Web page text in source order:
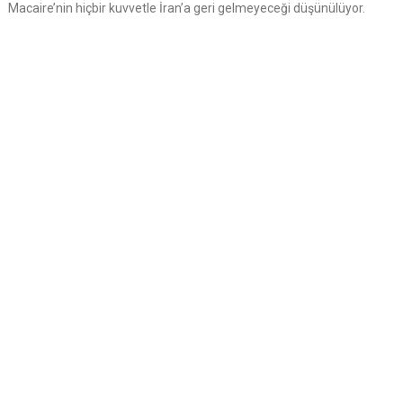
Macaire’nin hiçbir kuvvetle İran’a geri gelmeyeceği düşünülüyor.